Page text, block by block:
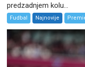
predzadnjem kolu...
Fudbal Najnovije